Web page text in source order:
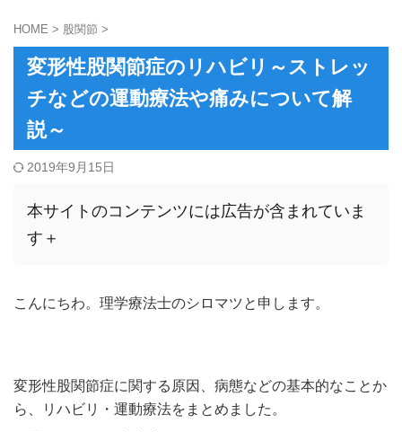
HOME > 股関節 >
変形性股関節症のリハビリ～ストレッ
チなどの運動療法や痛みについて解
説～
2019年9月15日
本サイトのコンテンツには広告が含まれていま
す＋
こんにちわ。理学療法士のシロマツと申します。
変形性股関節症に関する原因、病態などの基本的なことか
ら、リハビリ・運動療法をまとめました。